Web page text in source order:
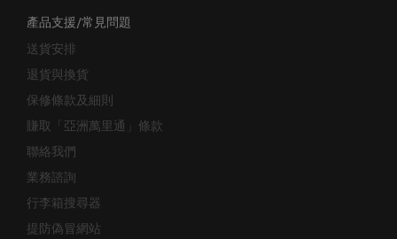
送貨安排
退貨與換貨
保修條款及細則
賺取「亞洲萬里通」條款
聯絡我們
業務諮詢
行李箱搜尋器
提防偽冒網站